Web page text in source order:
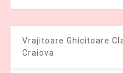
Vrajitoare Ghicitoare
Craiova